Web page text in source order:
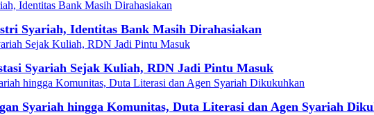
Syariah, Identitas Bank Masih Dirahasiakan
Syariah Sejak Kuliah, RDN Jadi Pintu Masuk
Syariah hingga Komunitas, Duta Literasi dan Agen Syariah